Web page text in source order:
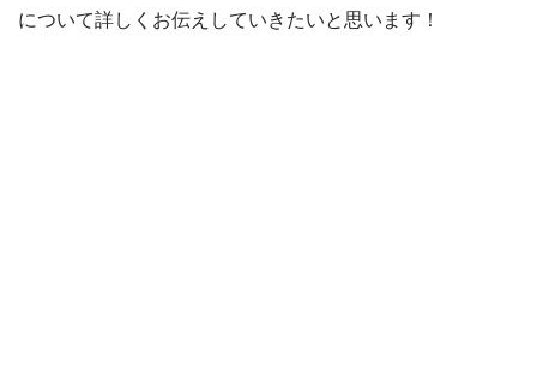
について詳しくお伝えしていきたいと思います！